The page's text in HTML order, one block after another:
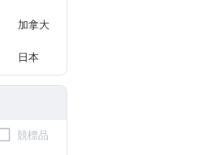
加拿大
日本
競標品